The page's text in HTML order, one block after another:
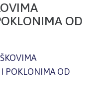
OD
I POKLONIMA OD